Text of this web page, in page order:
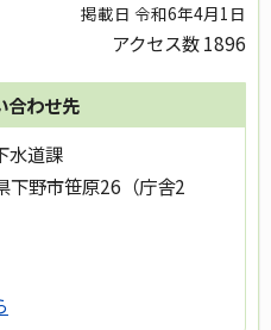
掲載日 令和6年4月1日
アクセス数1896
合わせ先
水道課
下野市笹原26（庁舎2